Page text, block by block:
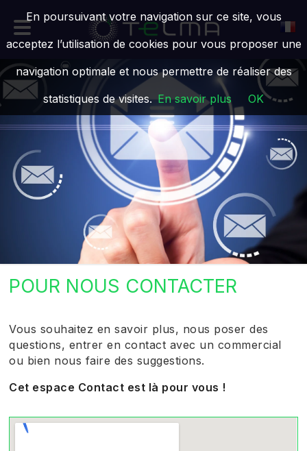
POUR NOUS CONTACTER
Vous souhaitez en savoir plus, nous poser des
questions, entrer en contact avec un commercial
ou bien nous faire des suggestions.
Cet espace Contact est là pour vous !
En poursuivant votre navigation sur ce site, vous
acceptez l’utilisation de cookies pour vous proposer une
navigation optimale et nous permettre de réaliser des
statistiques de visites. En savoir plus OK